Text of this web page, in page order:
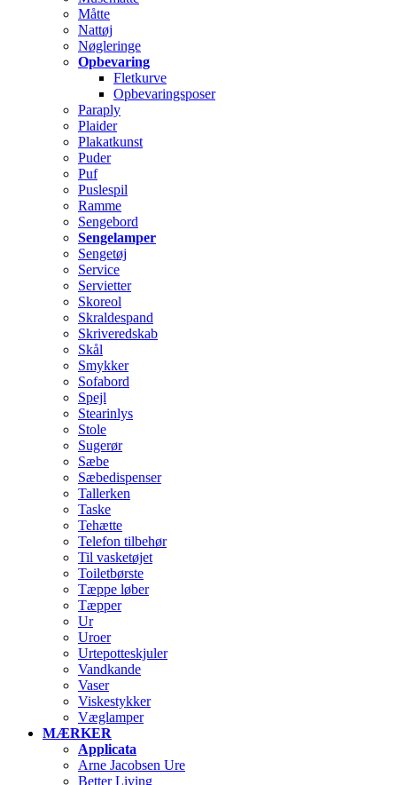
Måtte
Nattøj
Nøgleringe
Opbevaring
Fletkurve
Opbevaringsposer
Paraply
Plaider
Plakatkunst
Puder
Puf
Puslespil
Ramme
Sengebord
Sengelamper
Sengetøj
Service
Servietter
Skoreol
Skraldespand
Skriveredskab
Skål
Smykker
Sofabord
Spejl
Stearinlys
Stole
Sugerør
Sæbe
Sæbedispenser
Tallerken
Taske
Tehætte
Telefon tilbehør
Til vasketøjet
Toiletbørste
Tæppe løber
Tæpper
Ur
Uroer
Urtepotteskjuler
Vandkande
Vaser
Viskestykker
Væglamper
MÆRKER
Applicata
Arne Jacobsen Ure
Better Living